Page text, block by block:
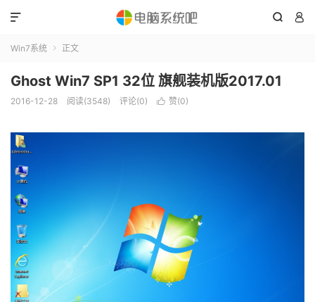
 

Win7系统  正文
Ghost Win7 SP1 32位 旗舰装机版2017.01
2016-12-28 阅读(3548) 评论(0)  赞(0)